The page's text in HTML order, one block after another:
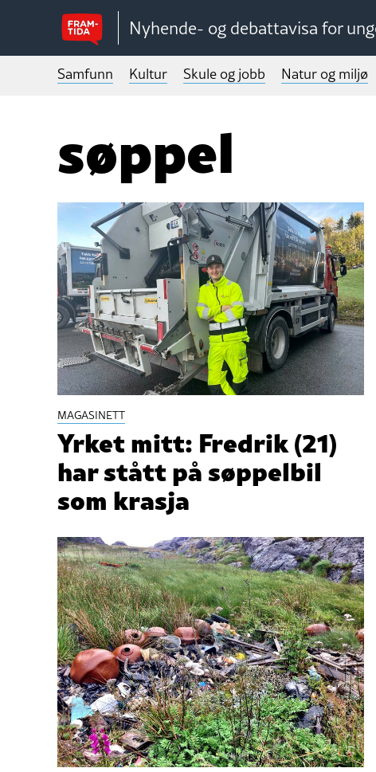
Nyhende- og debattavisa for
Samfunn Kultur Skule og jobb Natur og miljø
søppel
MAGASINETT
Yrket mitt: Fredrik (21)
har stått på søppelbil
som krasja